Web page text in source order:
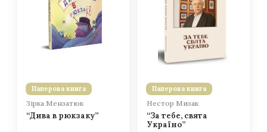
Паперова книга
Зірка Мензатюк
“Дива в рюкзаку”
Паперова книга
Нестор Мизак
“За тебе, свята
Україно”